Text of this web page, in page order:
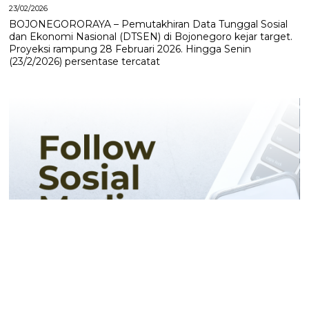
23/02/2026
BOJONEGORORAYA – Pemutakhiran Data Tunggal Sosial
dan Ekonomi Nasional (DTSEN) di Bojonegoro kejar target.
Proyeksi rampung 28 Februari 2026. Hingga Senin
(23/2/2026) persentase tercatat